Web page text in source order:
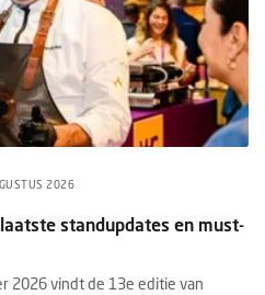
2026
standupdates en must-
2026 vindt de 13e editie van